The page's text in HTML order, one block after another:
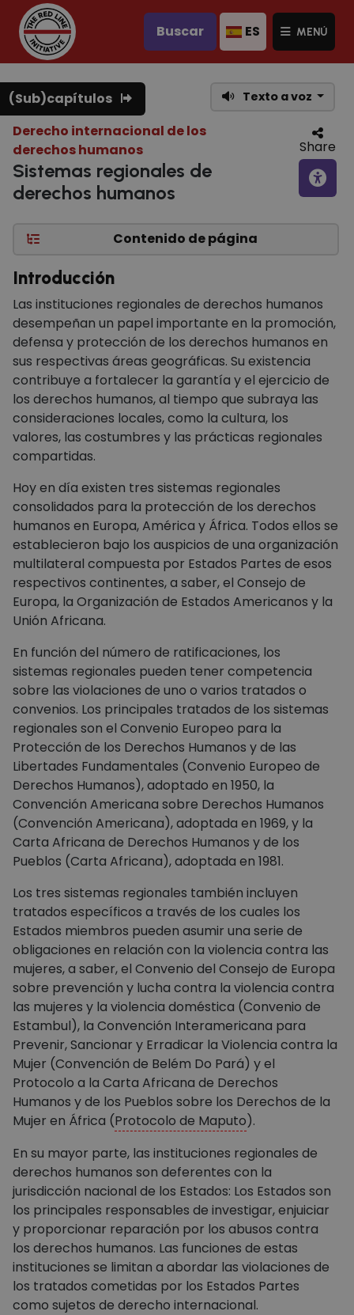
Buscar ES MENÚ
Texto a voz
(Sub)capítulos
Derecho internacional de los
derechos humanos
Sistemas regionales de
derechos humanos
Share
Contenido de página
Introducción
Las instituciones regionales de derechos humanos
desempeñan un papel importante en la promoción,
defensa y protección de los derechos humanos en
sus respectivas áreas geográficas. Su existencia
contribuye a fortalecer la garantía y el ejercicio de
los derechos humanos, al tiempo que subraya las
consideraciones locales, como la cultura, los
valores, las costumbres y las prácticas regionales
compartidas.
Hoy en día existen tres sistemas regionales
consolidados para la protección de los derechos
humanos en Europa, América y África. Todos ellos se
establecieron bajo los auspicios de una organización
multilateral compuesta por Estados Partes de esos
respectivos continentes, a saber, el Consejo de
Europa, la Organización de Estados Americanos y la
Unión Africana.
En función del número de ratificaciones, los
sistemas regionales pueden tener competencia
sobre las violaciones de uno o varios tratados o
convenios. Los principales tratados de los sistemas
regionales son el Convenio Europeo para la
Protección de los Derechos Humanos y de las
Libertades Fundamentales (Convenio Europeo de
Derechos Humanos), adoptado en 1950, la
Convención Americana sobre Derechos Humanos
(Convención Americana), adoptada en 1969, y la
Carta Africana de Derechos Humanos y de los
Pueblos (Carta Africana), adoptada en 1981.
Los tres sistemas regionales también incluyen
tratados específicos a través de los cuales los
Estados miembros pueden asumir una serie de
obligaciones en relación con la violencia contra las
mujeres, a saber, el Convenio del Consejo de Europa
sobre prevención y lucha contra la violencia contra
las mujeres y la violencia doméstica (Convenio de
Estambul), la Convención Interamericana para
Prevenir, Sancionar y Erradicar la Violencia contra la
Mujer (Convención de Belém Do Pará) y el
Protocolo a la Carta Africana de Derechos
Humanos y de los Pueblos sobre los Derechos de la
Mujer en África (Protocolo de Maputo).
En su mayor parte, las instituciones regionales de
derechos humanos son deferentes con la
jurisdicción nacional de los Estados: Los Estados son
los principales responsables de investigar, enjuiciar
y proporcionar reparación por los abusos contra
los derechos humanos. Las funciones de estas
instituciones se limitan a abordar las violaciones de
los tratados cometidas por los Estados Partes
como sujetos de derecho internacional.